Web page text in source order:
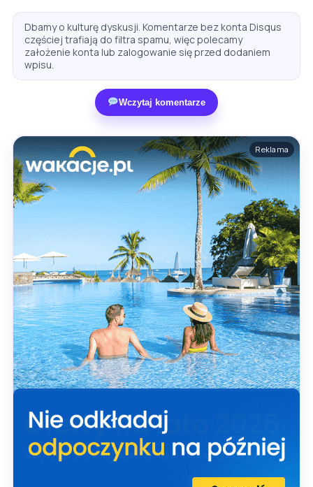
Dbamy o kulturę dyskusji. Komentarze bez konta Disqus
częściej trafiają do filtra spamu, więc polecamy
założenie konta lub zalogowanie się przed dodaniem
wpisu.
Wczytaj komentarze
Reklama